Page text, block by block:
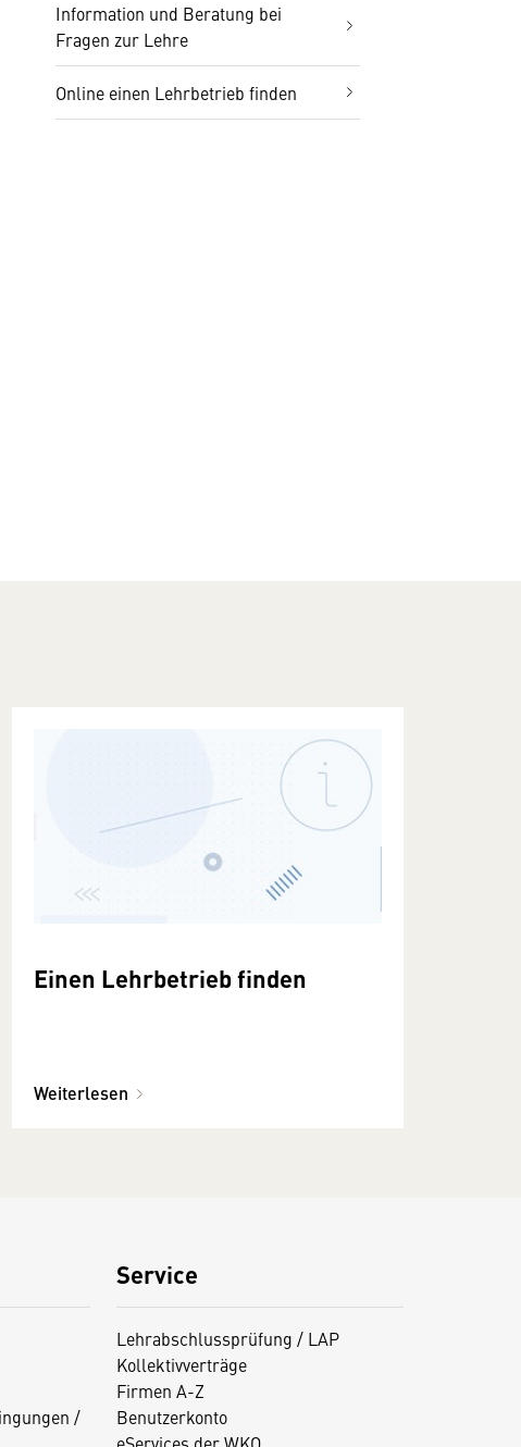
Information und Beratung bei
Fragen zur Lehre
Online einen Lehrbetrieb finden
Einen Lehrbetrieb finden
Weiterlesen
/
Service
Lehrabschlussprüfung / LAP
Kollektivverträge
Firmen A-Z
Benutzerkonto